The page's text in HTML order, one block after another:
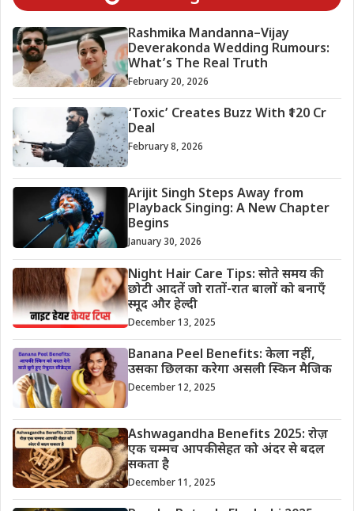
Rashmika Mandanna–Vijay
Deverakonda Wedding Rumours:
What’s The Real Truth
February 20, 2026
‘Toxic’ Creates Buzz With ₹120 Cr
Deal
February 8, 2026
Arijit Singh Steps Away from
Playback Singing: A New Chapter
Begins
January 30, 2026
Night Hair Care Tips: सोते समय की
छोटी आदतें जो रातों-रात बालों को बनाएँ
स्मूद और हेल्दी
December 13, 2025
Banana Peel Benefits: केला नहीं,
उसका छिलका करेगा असली स्किन मैजिक
December 12, 2025
Ashwagandha Benefits 2025: रोज़
एक चम्मच आपकी सेहत को अंदर से बदल
सकता है
December 11, 2025